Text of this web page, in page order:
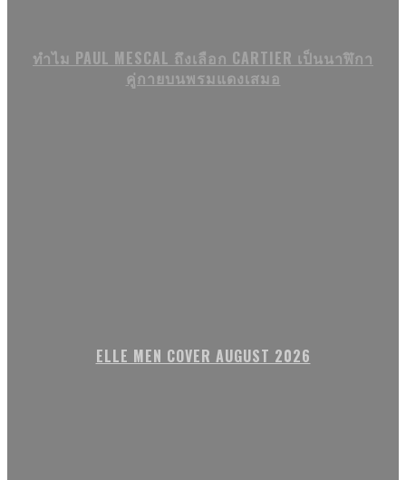
ทำไม PAUL MESCAL ถึงเลือก CARTIER เป็นนาฬิกา
คู่กายบนพรมแดงเสมอ
ELLE MEN COVER AUGUST 2026